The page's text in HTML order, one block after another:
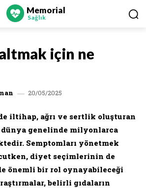
Memorial
Sağlık
için ne
20/05/2025
iltihap, ağrı ve sertlik oluşturan
genelinde milyonlarca
Semptomları yönetmek
diyet seçimlerinin de
önemli bir rol oynayabileceği
belirli gıdaların